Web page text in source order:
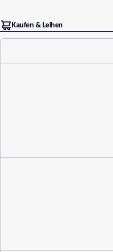
Kaufen & Leihen